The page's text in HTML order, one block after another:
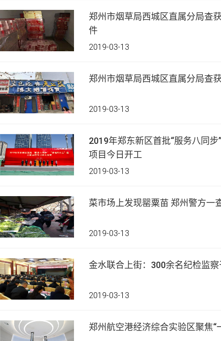
郑州市烟草局西城区直属分局查
件
2019-03-13
郑州市烟草局西城区直属分局查
2019-03-13
2019年郑东新区首批“服务八同
项目今日开工
2019-03-13
菜市场上发现罂粟苗 郑州警方一
2019-03-13
金水联合上街：300余名纪检监
2019-03-13
郑州航空港经济综合实验区聚焦“